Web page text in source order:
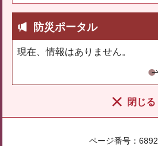
防災ポータル
現在、情報はありません。
閉じる
ページ番号：6892